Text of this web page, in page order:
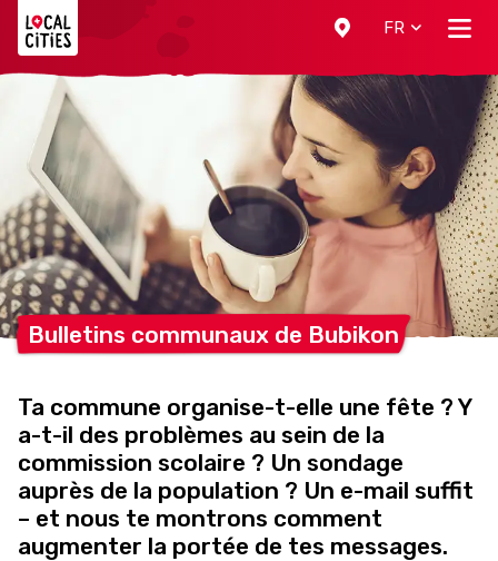
FR
Bulletins communaux de Bubikon
Ta commune organise-t-elle une fête ? Y
a-t-il des problèmes au sein de la
commission scolaire ? Un sondage
auprès de la population ? Un e-mail suffit
– et nous te montrons comment
augmenter la portée de tes messages.